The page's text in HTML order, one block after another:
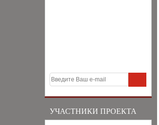
УЧАСТНИКИ ПРОЕКТА